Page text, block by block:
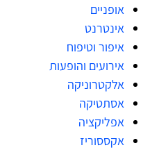
אופניים
אינטרנט
איפור וטיפוח
אירועים והופעות
אלקטרוניקה
אסתטיקה
אפליקציה
אקססוריז